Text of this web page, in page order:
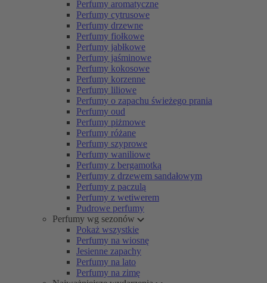
Perfumy aromatyczne
Perfumy cytrusowe
Perfumy drzewne
Perfumy fiołkowe
Perfumy jabłkowe
Perfumy jaśminowe
Perfumy kokosowe
Perfumy korzenne
Perfumy liliowe
Perfumy o zapachu świeżego prania
Perfumy oud
Perfumy piżmowe
Perfumy różane
Perfumy szyprowe
Perfumy waniliowe
Perfumy z bergamotką
Perfumy z drzewem sandałowym
Perfumy z paczulą
Perfumy z wetiwerem
Pudrowe perfumy
Perfumy wg sezonów
Pokaż wszystkie
Perfumy na wiosnę
Jesienne zapachy
Perfumy na lato
Perfumy na zimę